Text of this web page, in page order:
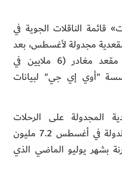
قائمة الناقلات الجوية في
مجدولة لأغسطس، بعد
أن جدولت 3 ملايين مقعد مغادر (6 ملايين في
"أوي إي جي" لبيانات
المجدولة على الرحلات
المغادرة من مطارات الدولة في أغسطس 7.2 مليون
4.5% مقارنة بشهر يوليو الماضي الذي